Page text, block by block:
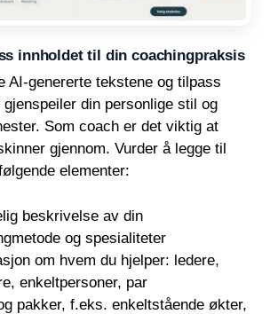
innholdet til din coachingpraksis
AI-genererte tekstene og tilpass
din personlige stil og
Som coach er det viktig at
gjennom. Vurder å legge til
elementer:
beskrivelse av din
og spesialiteter
om hvem du hjelper: ledere,
enkeltpersoner, par
pakker, f.eks. enkeltstående økter,